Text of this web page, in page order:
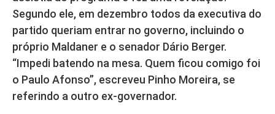
Segundo ele, em dezembro todos da executiva do
partido queriam entrar no governo, incluindo o
próprio Maldaner e o senador Dário Berger.
“Impedi batendo na mesa. Quem ficou comigo foi
o Paulo Afonso”, escreveu Pinho Moreira, se
referindo a outro ex-governador.